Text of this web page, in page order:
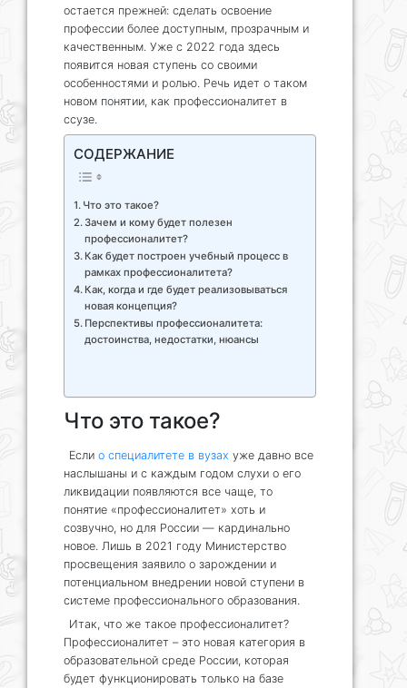
остается прежней: сделать освоение
профессии более доступным, прозрачным и
качественным. Уже с 2022 года здесь
появится новая ступень со своими
особенностями и ролью. Речь идет о таком
новом понятии, как профессионалитет в
ссузе.
СОДЕРЖАНИЕ
Что это такое?
Зачем и кому будет полезен
профессионалитет?
Как будет построен учебный процесс в
рамках профессионалитета?
Как, когда и где будет реализовываться
новая концепция?
Перспективы профессионалитета:
достоинства, недостатки, нюансы
Что это такое?
Если о специалитете в вузах уже давно все
наслышаны и с каждым годом слухи о его
ликвидации появляются все чаще, то
понятие «профессионалитет» хоть и
созвучно, но для России — кардинально
новое. Лишь в 2021 году Министерство
просвещения заявило о зарождении и
потенциальном внедрении новой ступени в
системе профессионального образования.
Итак, что же такое профессионалитет?
Профессионалитет – это новая категория в
образовательной среде России, которая
будет функционировать только на базе